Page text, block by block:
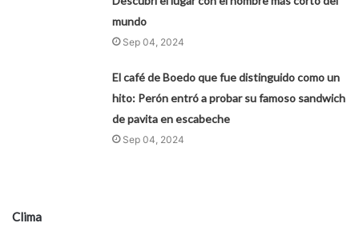
mundo
Sep 04, 2024
El café de Boedo que fue distinguido como un
hito: Perón entró a probar su famoso sandwich
de pavita en escabeche
Sep 04, 2024
Clima